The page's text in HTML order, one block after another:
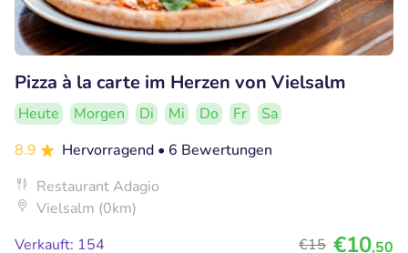
Pizza à la carte im Herzen von Vielsalm
Heute Morgen Di Mi Do Fr
Sa
8.9
Hervorragend • 6 Bewertungen
Restaurant Adagio
Vielsalm (0km)
Verkauft: 154
€15 €10,50